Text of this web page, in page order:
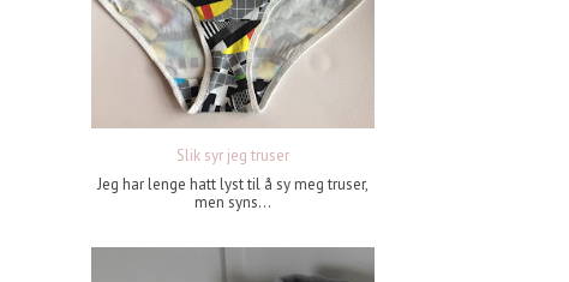
Slik syr jeg truser
Jeg har lenge hatt lyst til å sy meg truser,
men syns...